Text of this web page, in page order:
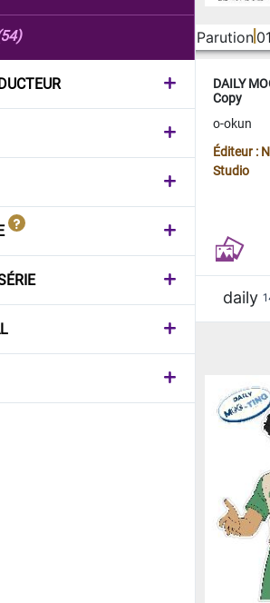
Parution
DAILY
Copy
o-okun
Éditeur :
Studio
daily